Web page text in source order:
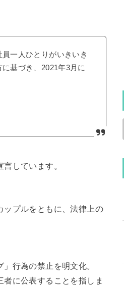
一人ひとりがいきいき
基づき、2021年3月に
しています。
ップルをともに、法律上の
行為の禁止を明文化。
に公表することを指しま